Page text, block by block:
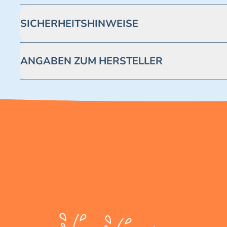
SICHERHEITSHINWEISE
ANGABEN ZUM HERSTELLER